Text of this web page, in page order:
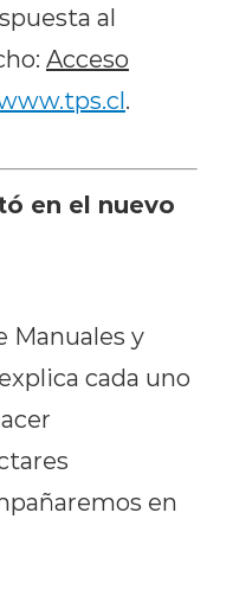
al
Acceso
.
en el nuevo
Manuales y
cada uno
en